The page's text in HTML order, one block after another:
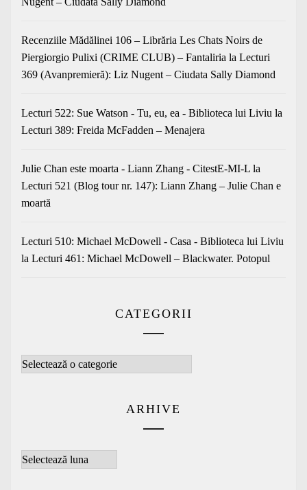
Recenziile Mădălinei 106 – Librăria Les Chats Noirs de
Piergiorgio Pulixi (CRIME CLUB) – Fantaliria la Lecturi
369 (Avanpremieră): Liz Nugent – Ciudata Sally Diamond
Lecturi 522: Sue Watson - Tu, eu, ea - Biblioteca lui Liviu la
Lecturi 389: Freida McFadden – Menajera
Julie Chan este moarta - Liann Zhang - CitestE-MI-L la
Lecturi 521 (Blog tour nr. 147): Liann Zhang – Julie Chan e
moartă
Lecturi 510: Michael McDowell - Casa - Biblioteca lui Liviu
la Lecturi 461: Michael McDowell – Blackwater. Potopul
CATEGORII
Categorii
ARHIVE
Arhive